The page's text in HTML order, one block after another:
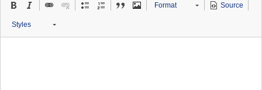
Format Source
Styles